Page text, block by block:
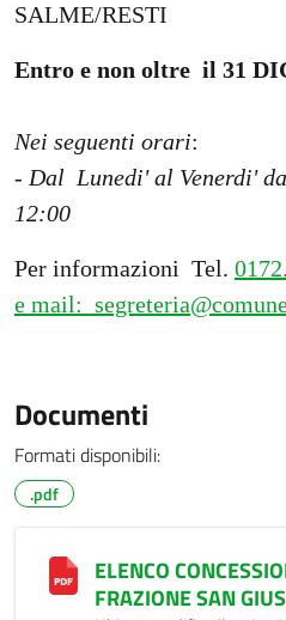
SALME/RESTI
Entro e non oltre il 31
Nei seguenti orari:
- Dal Lunedi' al Venerdi'
12:00
Per informazioni Tel.
e mail:
Documenti
Formati disponibili:
.pdf
ELENCO
FRAZIONE SAN